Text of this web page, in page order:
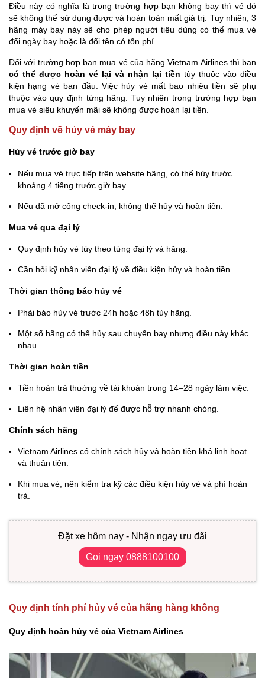
Điều này có nghĩa là trong trường hợp bạn không bay thì vé đó
sẽ không thể sử dụng được và hoàn toàn mất giá trị. Tuy nhiên, 3
hãng máy bay này sẽ cho phép người tiêu dùng có thể mua vé
đổi ngày bay hoặc là đổi tên có tốn phí.
Đối với trường hợp bạn mua vé của hãng Vietnam Airlines thì bạn
có thể được hoàn vé lại và nhận lại tiền tùy thuộc vào điều
kiện hạng vé ban đầu. Việc hủy vé mất bao nhiêu tiền sẽ phụ
thuộc vào quy định từng hãng. Tuy nhiên trong trường hợp bạn
mua vé siêu khuyến mãi sẽ không được hoàn lại tiền.
Quy định về hủy vé máy bay
Hủy vé trước giờ bay
Nếu mua vé trực tiếp trên website hãng, có thể hủy trước
khoảng 4 tiếng trước giờ bay.
Nếu đã mở cổng check-in, không thể hủy và hoàn tiền.
Mua vé qua đại lý
Quy định hủy vé tùy theo từng đại lý và hãng.
Cần hỏi kỹ nhân viên đại lý về điều kiện hủy và hoàn tiền.
Thời gian thông báo hủy vé
Phải báo hủy vé trước 24h hoặc 48h tùy hãng.
Một số hãng có thể hủy sau chuyến bay nhưng điều này khác
nhau.
Thời gian hoàn tiền
Tiền hoàn trả thường về tài khoản trong 14–28 ngày làm việc.
Liên hệ nhân viên đại lý để được hỗ trợ nhanh chóng.
Chính sách hãng
Vietnam Airlines có chính sách hủy và hoàn tiền khá linh hoạt
và thuận tiện.
Khi mua vé, nên kiểm tra kỹ các điều kiện hủy vé và phí hoàn
trả.
Đặt xe hôm nay - Nhận ngay ưu đãi
Gọi ngay 0888100100
Quy định tính phí hủy vé của hãng hàng không
Quy định hoàn hủy vé của Vietnam Airlines